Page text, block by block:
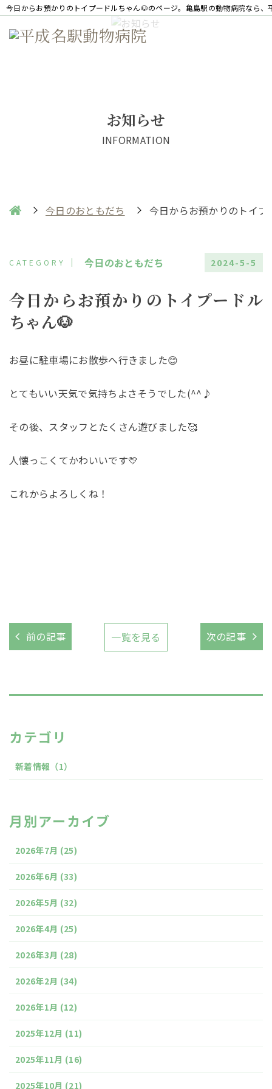
今日からお預かりのトイプードルちゃん🐶のページ。亀島駅の動物病院なら、
お知らせ
INFORMATION
今日のおともだち 今日からお預かりのトイ
今日のおともだち 2024-5-5
今日からお預かりのトイプードル
ちゃん🐶
お昼に駐車場にお散歩へ行きました😊
とてもいい天気で気持ちよさそうでした(^^♪
その後、スタッフとたくさん遊びました🥰
人懐っこくてかわいいです💛
これからよろしくね！
前の記事 一覧を見る 次の記事
カテゴリ
新着情報 （1）
月別アーカイブ
2026年7月 (25)
2026年6月 (33)
2026年5月 (32)
2026年4月 (25)
2026年3月 (28)
2026年2月 (34)
2026年1月 (12)
2025年12月 (11)
2025年11月 (16)
2025年10月 (21)